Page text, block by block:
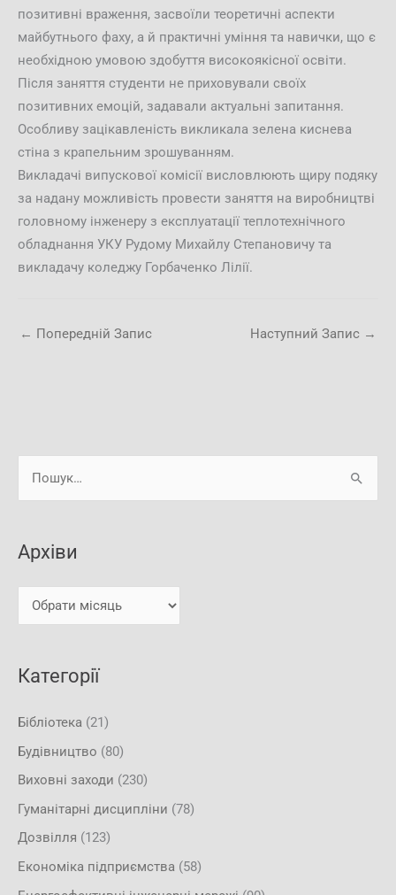
позитивні враження, засвоїли теоретичні аспекти
майбутнього фаху, а й практичні уміння та навички, що є
необхідною умовою здобуття високоякісної освіти.
Після заняття студенти не приховували своїх
позитивних емоцій, задавали актуальні запитання.
Особливу зацікавленість викликала зелена киснева
стіна з крапельним зрошуванням.
Викладачі випускової комісії висловлюють щиру подяку
за надану можливість провести заняття на виробництві
головному інженеру з експлуатації теплотехнічного
обладнання УКУ Рудому Михайлу Степановичу та
викладачу коледжу Горбаченко Лілії.
← Попередній Запис Наступний Запис →
а
т
Архіви
Категорії
Бібліотека (21)
Будівництво (80)
Виховні заходи (230)
Гуманітарні дисципліни (78)
Дозвілля (123)
Економіка підприємства (58)